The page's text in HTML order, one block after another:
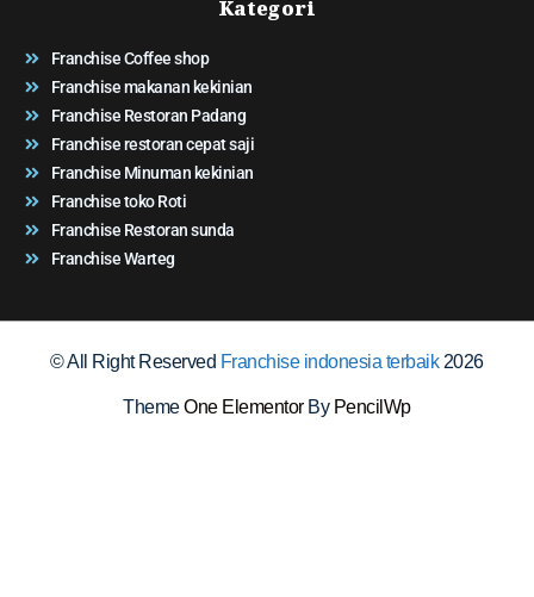
Kategori
Franchise Coffee shop
Franchise makanan kekinian
Franchise Restoran Padang
Franchise restoran cepat saji
Franchise Minuman kekinian
Franchise toko Roti
Franchise Restoran sunda
Franchise Warteg
© All Right Reserved Franchise indonesia terbaik2026
ThemeOne ElementorBy PencilWp